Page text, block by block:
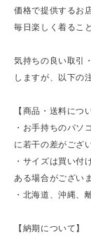
価格で提供するお
毎日楽しく着るこ
気持ちの良い取引
しますが、以下の
【商品・送料につ
・お手持ちのパソ
に若干の差がござ
・サイズは買い
ある場合がござい
・北海道、沖縄、
【納期について】